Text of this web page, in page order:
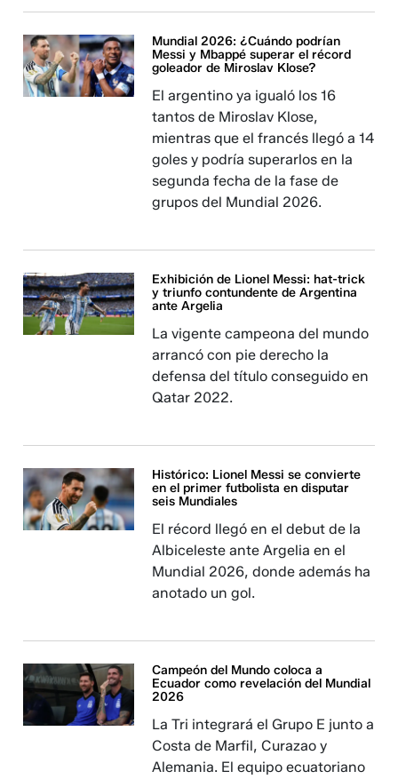
Mundial 2026: ¿Cuándo podrían
Messi y Mbappé superar el récord
goleador de Miroslav Klose?
El argentino ya igualó los 16
tantos de Miroslav Klose,
mientras que el francés llegó a 14
goles y podría superarlos en la
segunda fecha de la fase de
grupos del Mundial 2026.
Exhibición de Lionel Messi: hat-trick
y triunfo contundente de Argentina
ante Argelia
La vigente campeona del mundo
arrancó con pie derecho la
defensa del título conseguido en
Qatar 2022.
Histórico: Lionel Messi se convierte
en el primer futbolista en disputar
seis Mundiales
El récord llegó en el debut de la
Albiceleste ante Argelia en el
Mundial 2026, donde además ha
anotado un gol.
Campeón del Mundo coloca a
Ecuador como revelación del Mundial
2026
La Tri integrará el Grupo E junto a
Costa de Marfil, Curazao y
Alemania. El equipo ecuatoriano